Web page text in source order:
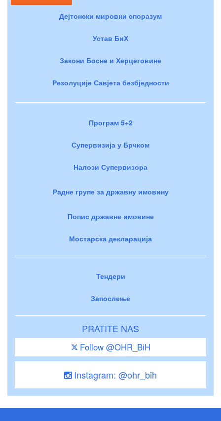
Дејтонски мировни споразум
Устав БиХ
Закони Босне и Херцеговине
Резолуције Савјета безбједности
Програм 5+2
Супервизија у Брчком
Налози Супервизора
Радне групе за државну имовину
Попис државне имовине
Мостарска декларација
Тендери
Запослење
PRATITE NAS
Follow @OHR_BiH
Instagram: @ohr_bih